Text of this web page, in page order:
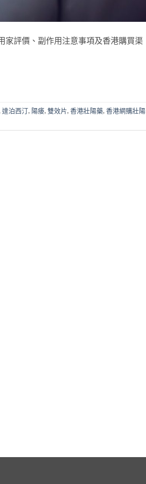
家評價、副作用注意事項及香港購買渠
達泊西汀, 陽痿,雙效片,香港壯陽藥,香港網購壯陽